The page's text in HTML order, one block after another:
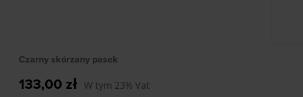
Czarny skórzany pasek
133,00 zł W tym 23% Vat